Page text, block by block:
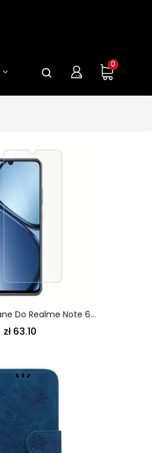
0
Szkło Hartowane Do Realme Note 60x / C63 / C61
zł 63.10